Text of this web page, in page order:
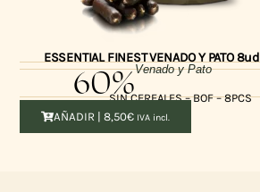
ESSENTIAL FINEST VENADO Y PATO 8ud
60%Venado y Pato
SIN CEREALES – BOF – 8PCS
AÑADIR | 8,50€ IVA incl.